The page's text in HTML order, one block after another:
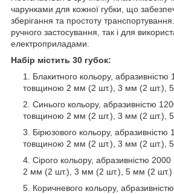
чарунками для кожної губки, що
зберігання та простоту
ручного застосування, так і для
електроприладами.
Набір містить 30 губок:
Блакитного кольору, абразивністю
товщиною 2 мм (2 шт.), 3 мм (2 шт.),
Синього кольору, абразивністю
товщиною 2 мм (2 шт.), 3 мм (2 шт.),
Бірюзового кольору, абразивністю
товщиною 2 мм (2 шт.), 3 мм (2 шт.),
Сірого кольору, абразивністю 2000
2 мм (2 шт.), 3 мм (2 шт.), 5 мм (2 шт.)
Коричневого кольору, абразивністю